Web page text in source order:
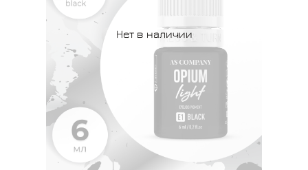
Нет в наличии